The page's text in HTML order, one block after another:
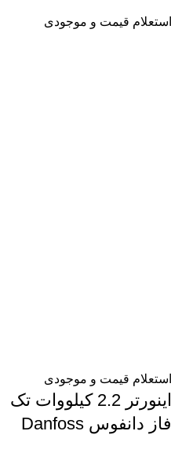
استعلام قیمت و موجودی
استعلام قیمت و موجودی
اینورتر 2.2 کیلووات تک
فاز دانفوس Danfoss